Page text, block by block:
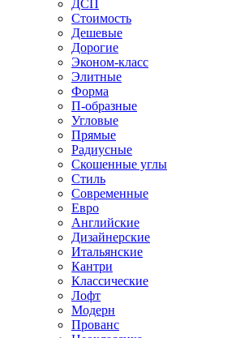
ДСП
Стоимость
Дешевые
Дорогие
Эконом-класс
Элитные
Форма
П-образные
Угловые
Прямые
Радиусные
Скошенные углы
Стиль
Современные
Евро
Английские
Дизайнерские
Итальянские
Кантри
Классические
Лофт
Модерн
Прованс